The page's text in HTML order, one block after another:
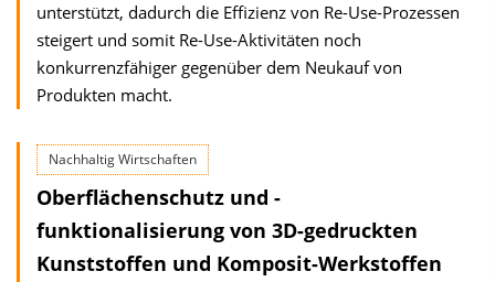
unterstützt, dadurch die Effizienz von Re-Use-Prozessen
steigert und somit Re-Use-Aktivitäten noch
konkurrenzfähiger gegenüber dem Neukauf von
Produkten macht.
Nachhaltig Wirtschaften
Oberflächenschutz und -
funktionalisierung von 3D-gedruckten
Kunststoffen und Komposit-Werkstoffen